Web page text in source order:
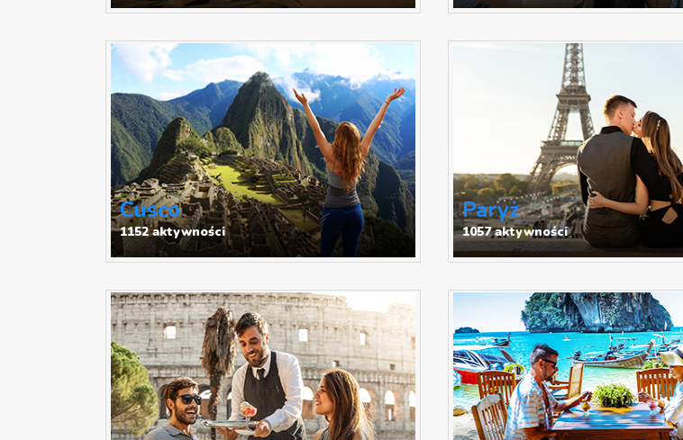
Cusco
1152 aktywności
Paryż
1057 aktywności